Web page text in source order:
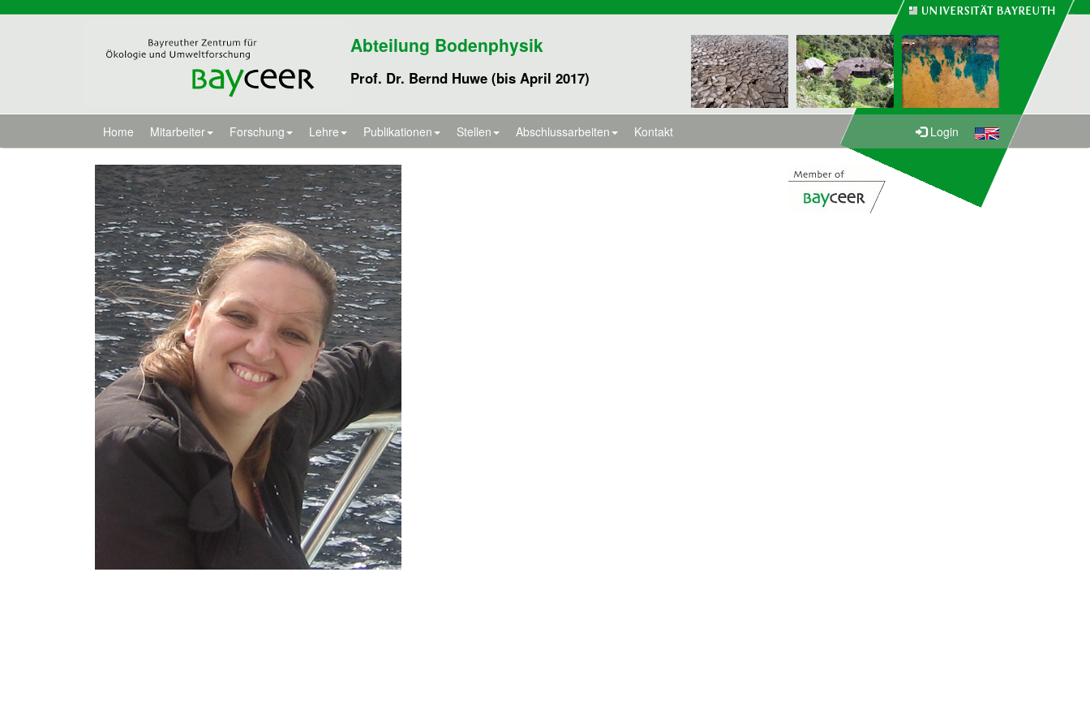
Abteilung Bodenphysik
Prof. Dr. Bernd Huwe (bis April 2017)
Home Mitarbeiter Forschung Lehre Publikationen Stellen Abschlussarbeiten Kontakt Login